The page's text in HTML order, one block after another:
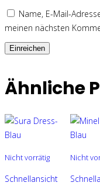
Name, E-Mail-
meinen nächsten
Ähnliche
Nicht vorrätig
Schnellansicht
Nicht